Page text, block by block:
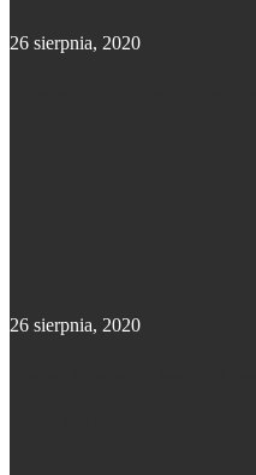
26 sierpnia, 2020
26 sierpnia, 2020